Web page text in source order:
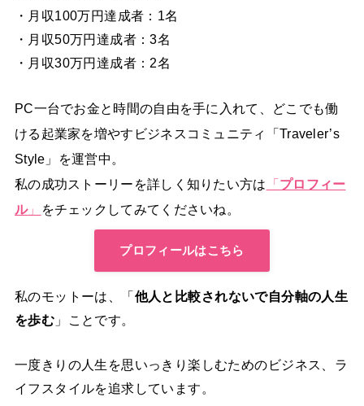
・月収100万円達成者：1名
・月収50万円達成者：3名
・月収30万円達成者：2名
PC一台でお金と時間の自由を手に入れて、どこでも働
ける起業家を増やすビジネスコミュニティ「Traveler’s
Style」を運営中。
私の成功ストーリーを詳しく知りたい方は 「 プロフィー
ル」 をチェックしてみてくださいね。
プロフィールはこちら
私のモットーは、「他人と比較されないで自分軸の人生
を歩む 」ことです。
一度きりの人生を思いっきり楽しむためのビジネス、ラ
イフスタイルを追求しています。